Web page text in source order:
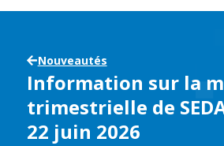
Nouveautés
Information sur la
trimestrielle de
22 juin 2026